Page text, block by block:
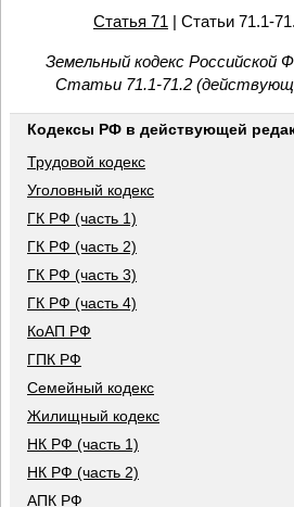
Статья 71 | Статьи 71.1-
Земельный кодекс Российской
Статьи 71.1-71.2
Кодексы РФ в действующей
Трудовой кодекс
Уголовный кодекс
ГК РФ (часть 1)
ГК РФ (часть 2)
ГК РФ (часть 3)
ГК РФ (часть 4)
КоАП РФ
ГПК РФ
Семейный кодекс
Жилищный кодекс
НК РФ (часть 1)
НК РФ (часть 2)
АПК РФ